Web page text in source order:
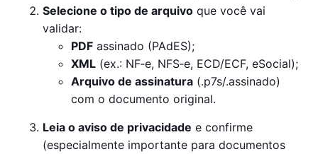
Selecione o tipo de arquivo que você vai
validar:
PDF assinado (PAdES);
XML (ex.: NF‑e, NFS‑e, ECD/ECF, eSocial);
Arquivo de assinatura (.p7s/.assinado)
com o documento original.
Leia o aviso de privacidade e confirme
(especialmente importante para documentos